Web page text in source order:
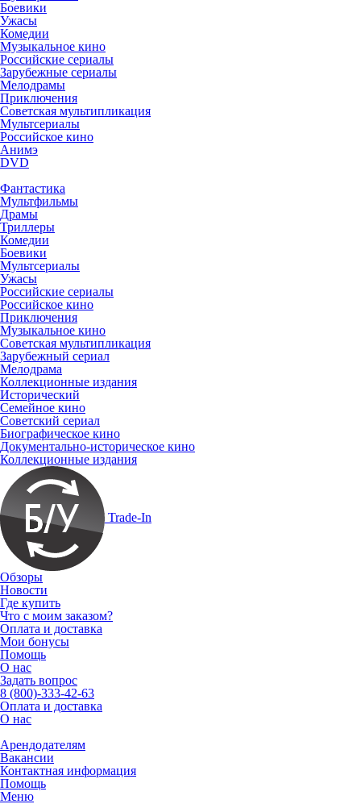
Боевики
Ужасы
Комедии
Музыкальное кино
Российские сериалы
Зарубежные сериалы
Мелодрамы
Приключения
Советская мультипликация
Мультсериалы
Российское кино
Анимэ
DVD
Фантастика
Мультфильмы
Драмы
Триллеры
Комедии
Боевики
Мультсериалы
Ужасы
Российские сериалы
Российское кино
Приключения
Музыкальное кино
Советская мультипликация
Зарубежный сериал
Мелодрама
Коллекционные издания
Исторический
Семейное кино
Советский сериал
Биографическое кино
Документально-историческое кино
Коллекционные издания
Trade-In
Обзоры
Новости
Где купить
Что с моим заказом?
Оплата и доставка
Мои бонусы
Помощь
О нас
Задать вопрос
8 (800)-333-42-63
Оплата и доставка
О нас
Арендодателям
Вакансии
Контактная информация
Помощь
Меню